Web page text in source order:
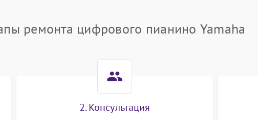
ремонта цифрового пианино Yamaha
2. Консультация